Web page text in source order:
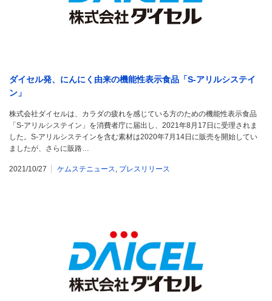
ダイセル発、にんにく由来の機能性表示食品「S-アリルシステイ
ン」
株式会社ダイセルは、カラダの疲れを感じている方のための機能性表示食品
「S-アリルシステイン」を消費者庁に届出し、2021年8月17日に受理されま
した。S-アリルシステインを含む素材は2020年7月14日に販売を開始してい
ましたが、さらに販路…
2021/10/27 ケムステニュース, プレスリリース